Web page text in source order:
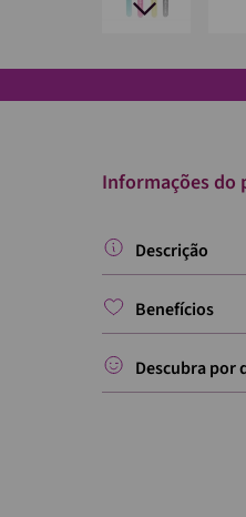
Informações do
Descrição
Benefícios
Descubra por